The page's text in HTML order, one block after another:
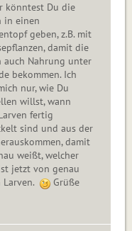
könntest Du die
in einen
geben, z.B. mit
damit die
auch Nahrung unter
bekommen. Ich
nur, wie Du
willst, wann
fertig
sind und aus der
damit
weißt, welcher
jetzt von genau
Larven.
Grüße